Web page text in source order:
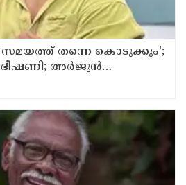
തന്നെ കൊടുക്കും';
ഭീഷണി; അർജുൻ